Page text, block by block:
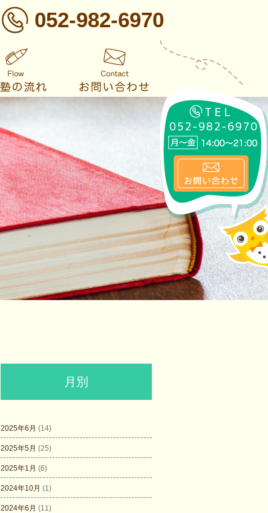
052-982-6970
月別
2025年6月 (14)
2025年5月 (25)
2025年1月 (6)
2024年10月 (1)
2024年6月 (11)